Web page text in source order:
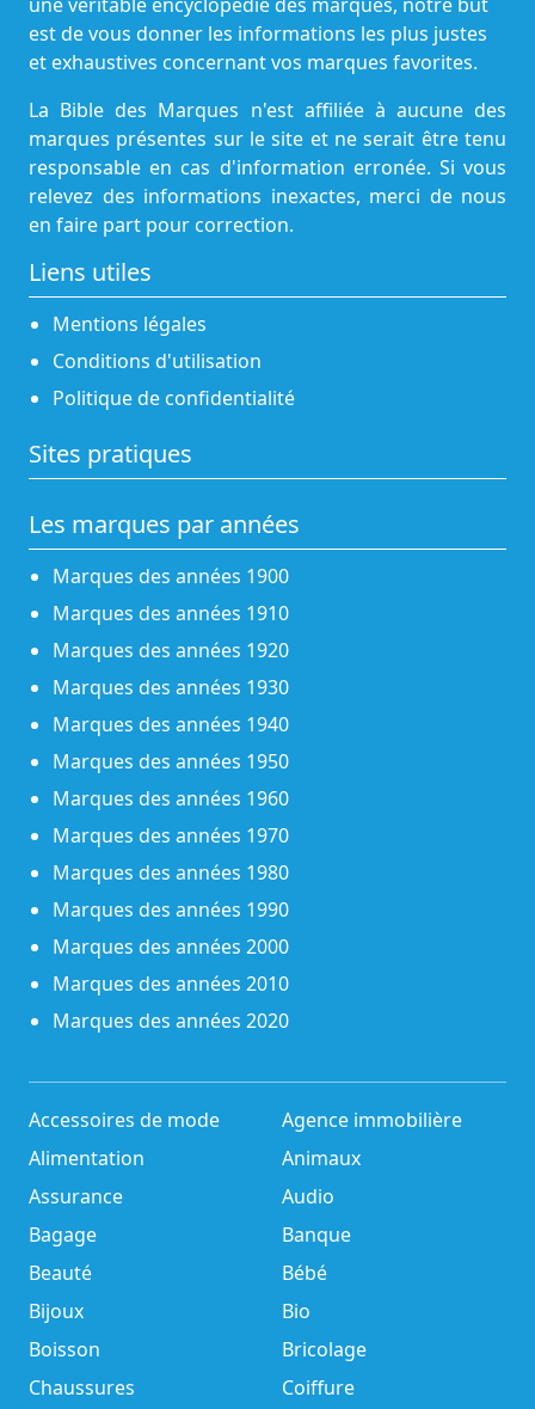
est de vous donner les informations les plus justes
et exhaustives concernant vos marques favorites.
La Bible des Marques n'est affiliée à aucune des
marques présentes sur le site et ne serait être tenu
responsable en cas d'information erronée. Si vous
relevez des informations inexactes, merci de nous
en faire part pour correction.
Liens utiles
Mentions légales
Conditions d'utilisation
Politique de confidentialité
Sites pratiques
Les marques par années
Marques des années 1900
Marques des années 1910
Marques des années 1920
Marques des années 1930
Marques des années 1940
Marques des années 1950
Marques des années 1960
Marques des années 1970
Marques des années 1980
Marques des années 1990
Marques des années 2000
Marques des années 2010
Marques des années 2020
Accessoires de mode
Agence immobilière
Alimentation
Animaux
Assurance
Audio
Bagage
Banque
Beauté
Bébé
Bijoux
Bio
Boisson
Bricolage
Chaussures
Coiffure